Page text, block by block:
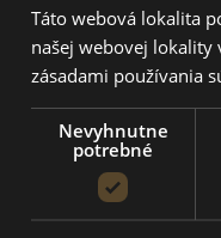
Táto webová lokalita
našej webovej lokality
zásadami používania
Nevyhnutne
potrebné